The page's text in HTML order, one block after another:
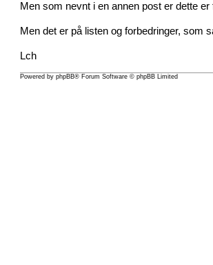
Men som nevnt i en annen post er dette
Men det er på listen og forbedringer, som
Lch
Powered byphpBB® Forum Software © phpBB Limited